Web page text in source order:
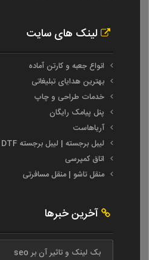
لینک های سایت
انواع جعبه و کارتن آماده
بهترین هدایای تبلیغاتی
خدمات طراحی و چاپ
پنل پیامک رایگان
آریاهاست
لیبل برجسته | لیبل برجسته UV DTF | لیبل UV DTF
اتاق کمپرسی
منقل تاشو | منقل مسافرتی
آخرین خبرها
بک لینک و تاثیر آن بر seo